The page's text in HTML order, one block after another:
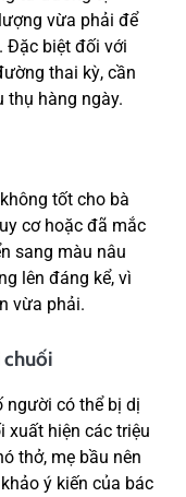
vừa phải để
Đặc biệt đối với
thai kỳ, cần
thụ hàng ngày.
tốt cho bà
cơ hoặc đã mắc
sang màu nâu
lên đáng kể, vì
vừa phải.
chuối
người có thể bị dị
xuất hiện các triệu
thở, mẹ bầu nên
ý kiến của bác